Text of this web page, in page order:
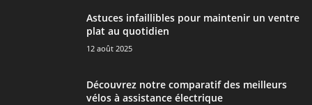
Astuces infaillibles pour maintenir un ventre
plat au quotidien
12 août 2025
Découvrez notre comparatif des meilleurs
vélos à assistance électrique